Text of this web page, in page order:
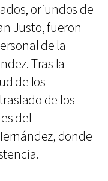
oriundos de
Justo, fueron
de la
Tras la
de los
de los
del
donde